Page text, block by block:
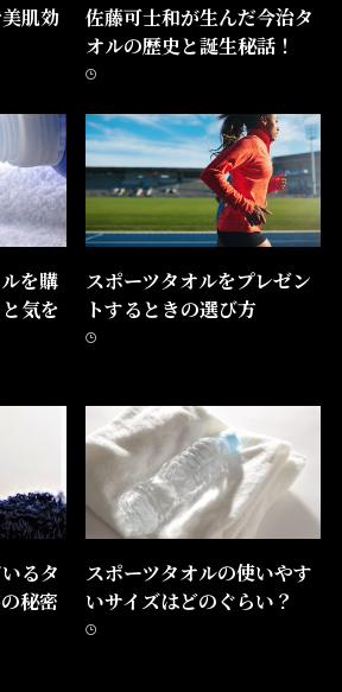
肌効
佐藤可士和が生んだ今治タ
オルの歴史と誕生秘話！
を購
気を
スポーツタオルをプレゼン
トするときの選び方
るタ
秘密
スポーツタオルの使いやす
いサイズはどのぐらい？